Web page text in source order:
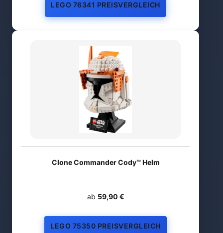
LEGO 76341 PREISVERGLEICH
Clone Commander Cody™ Helm
ab 59,90 €
LEGO 75350 PREISVERGLEICH